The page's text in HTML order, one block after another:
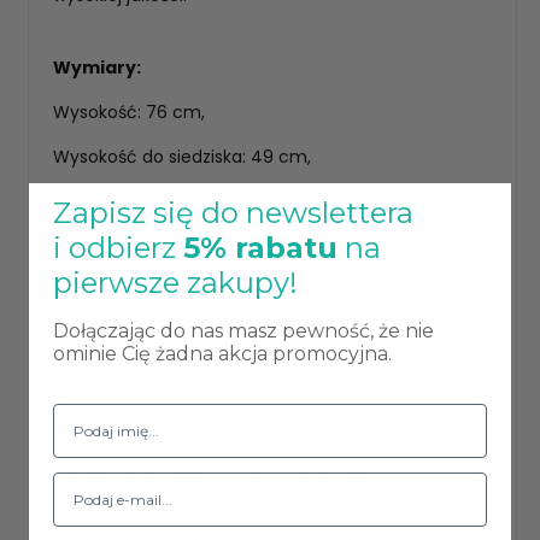
Wymiary:
Wysokość: 76 cm,
Wysokość do siedziska: 49 cm,
Głębokość: 54 cm,
Głębokość siedziska: 44 cm,
Szerokość: 49 cm,
Szerokość siedziska: 43 cm ,
Waga: 7,8 kg,
Maksymalna waga obciążenia: 120 kg.
Producent zastrzega możliwość wystąpienia różnic
Zapisz się do newslettera
i odbierz 5% rabatu na
pierwsze zakupy!
Dołączając do nas masz pewność, że nie
ominie Cię żadna akcja promocyjna.